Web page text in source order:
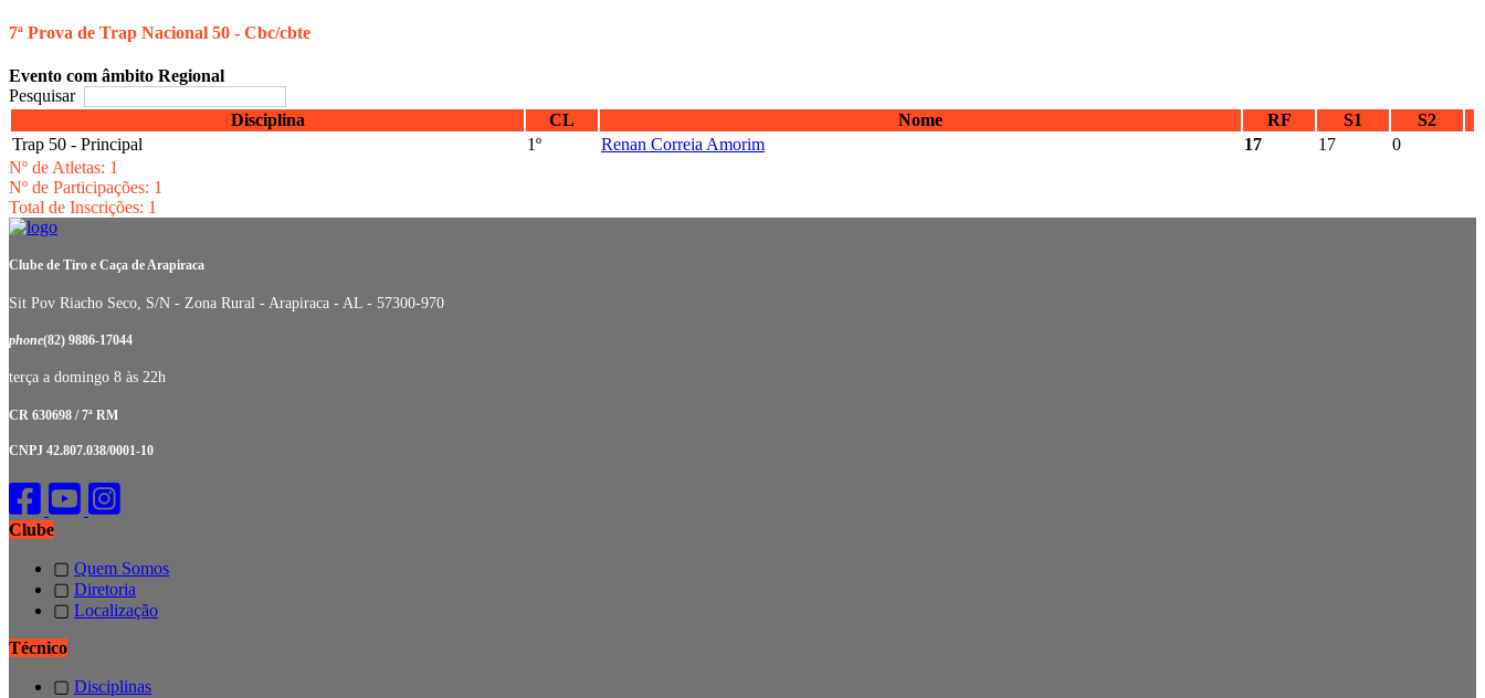
7ª Prova de Trap Nacional 50 - Cbc/cbte
Evento com âmbito Regional
Pesquisar
Disciplina
CL Nome RF S1
S2
Trap 50 - Principal
1º Renan Correia Amorim 17 17
0
Nº de Atletas: 1
Nº de Participações: 1
Total de Inscrições: 1
Clube de Tiro e Caça de Arapiraca
Sit Pov Riacho Seco, S/N - Zona Rural - Arapiraca - AL - 57300-970
phone(82) 9886-17044
terça a domingo 8 às 22h
CR 630698 / 7ª RM
CNPJ 42.807.038/0001-10
Clube
▢ Quem Somos
▢ Diretoria
▢ Localização
Técnico
▢ Disciplinas